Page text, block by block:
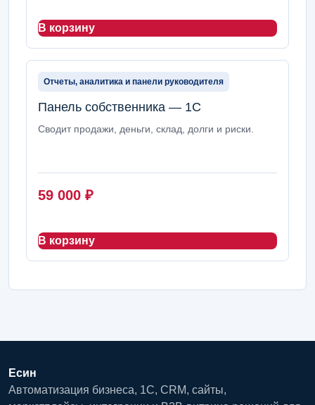
В корзину
Отчеты, аналитика и панели руководителя
Панель собственника — 1С
Сводит продажи, деньги, склад, долги и риски.
59 000 ₽
В корзину
Есин
Автоматизация бизнеса, 1С, CRM, сайты,